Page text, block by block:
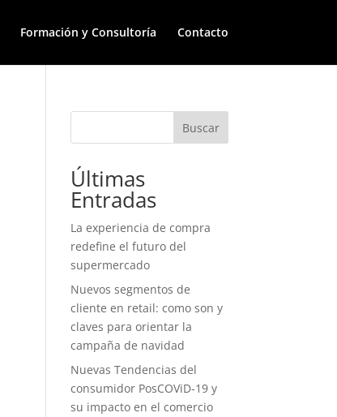
Formación y Consultoría Contacto
Buscar
Últimas
Entradas
La experiencia de compra
redefine el futuro del
supermercado
Nuevos segmentos de
cliente en retail: como son y
claves para orientar la
campaña de navidad
Nuevas Tendencias del
consumidor PosCOViD-19 y
su impacto en el comercio